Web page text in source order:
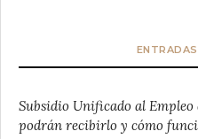
Subsidio Unificado al
podrán recibirlo y cómo